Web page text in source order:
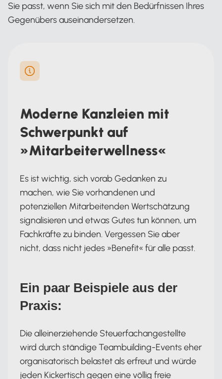
Sie passt, wenn Sie sich mit den Bedürfnissen Ihres
Gegenübers auseinandersetzen.
Moderne Kanzleien mit
Schwerpunkt auf
»Mitarbeiterwellness«
Es ist wichtig, sich vorab Gedanken zu
machen, wie Sie vorhandenen und
potenziellen Mitarbeitenden Wertschätzung
signalisieren und etwas Gutes tun können, um
Fachkräfte zu binden. Vergessen Sie aber
nicht, dass nicht jedes »Benefit« für alle passt.
Ein paar Beispiele aus der
Praxis:
Die alleinerziehende Steuerfachangestellte
wird durch ständige Teambuilding-Events eher
organisatorisch belastet als erfreut und würde
jeden Kickertisch gegen eine völlig freie